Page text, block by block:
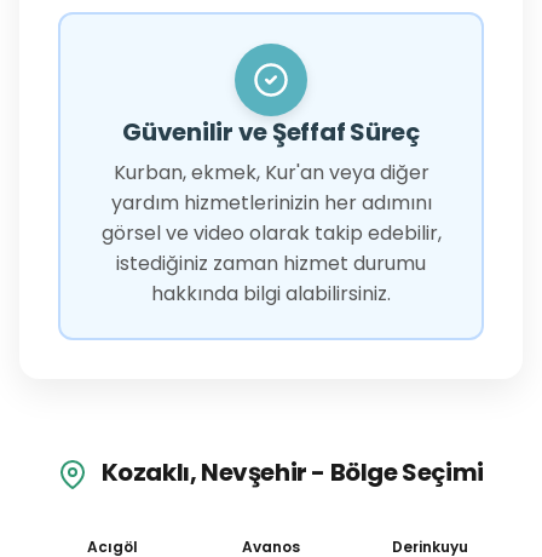
Güvenilir ve Şeffaf Süreç
Kurban, ekmek, Kur'an veya diğer
yardım hizmetlerinizin her adımını
görsel ve video olarak takip edebilir,
istediğiniz zaman hizmet durumu
hakkında bilgi alabilirsiniz.
Kozaklı, Nevşehir - Bölge Seçimi
Acıgöl Avanos Derinkuyu